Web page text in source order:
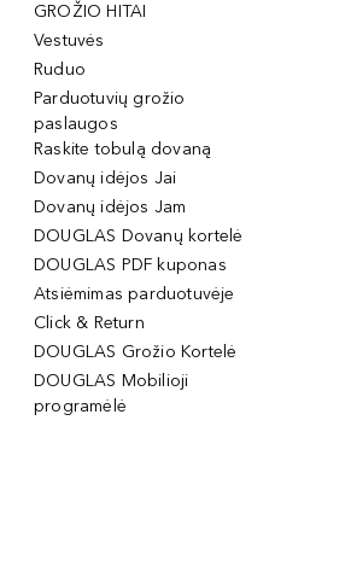
GROŽIO HITAI
Vestuvės
Ruduo
Parduotuvių grožio
paslaugos
Raskite tobulą dovaną
Dovanų idėjos Jai
Dovanų idėjos Jam
DOUGLAS Dovanų kortelė
DOUGLAS PDF kuponas
Atsiėmimas parduotuvėje
Click & Return
DOUGLAS Grožio Kortelė
DOUGLAS Mobilioji
programėlė